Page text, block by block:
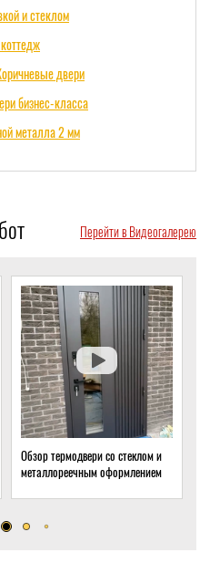
и стеклом
двери
бизнес-класса
металла 2 мм
Перейти в Видеогалерею
Обзор термодвери с ковкой и
стеклом для подвала частного